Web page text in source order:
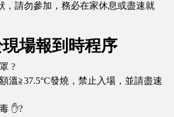
，請勿參加，務必在家休息或盡速就
場報到時程序
?
溫≧37.5°C發燒，禁止入場，並請盡速
✋?